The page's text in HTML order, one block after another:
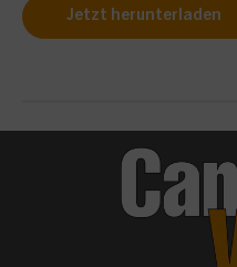
Jetzt herunterladen